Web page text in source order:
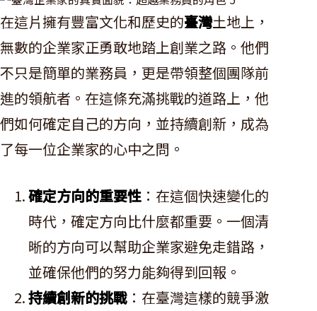
在這片擁有豐富文化和歷史的臺灣土地上，
無數的企業家正勇敢地踏上創業之路。他們
不只是簡單的業務員，更是帶領整個團隊前
進的領航者。在這條充滿挑戰的道路上，他
們如何確定自己的方向，並持續創新，成為
了每一位企業家的心中之問。
確定方向的重要性 ：在這個快速變化的
時代，確定方向比什麼都重要。一個清
晰的方向可以幫助企業家避免走錯路，
並確保他們的努力能夠得到回報。
持續創新的挑戰 ：在臺灣這樣的競爭激